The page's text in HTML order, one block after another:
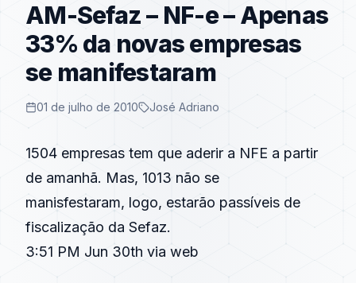
AM-Sefaz – NF-e – Apenas
33% da novas empresas
se manifestaram
01 de julho de 2010 José Adriano
1504 empresas tem que aderir a NFE a partir
de amanhã. Mas, 1013 não se
manisfestaram, logo, estarão passíveis de
fiscalização da Sefaz.
3:51 PM Jun 30th via web